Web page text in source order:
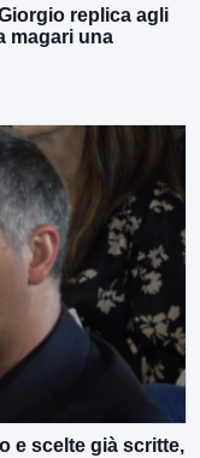
replica agli
magari una
e scelte già scritte,